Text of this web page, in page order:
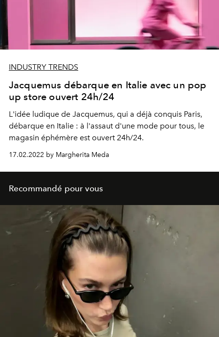
INDUSTRY TRENDS
Jacquemus débarque en Italie avec un pop
up store ouvert 24h/24
L'idée ludique de Jacquemus, qui a déjà conquis Paris,
débarque en Italie : à l'assaut d'une mode pour tous, le
magasin éphémère est ouvert 24h/24.
17.02.2022 by Margherita Meda
Recommandé pour vous